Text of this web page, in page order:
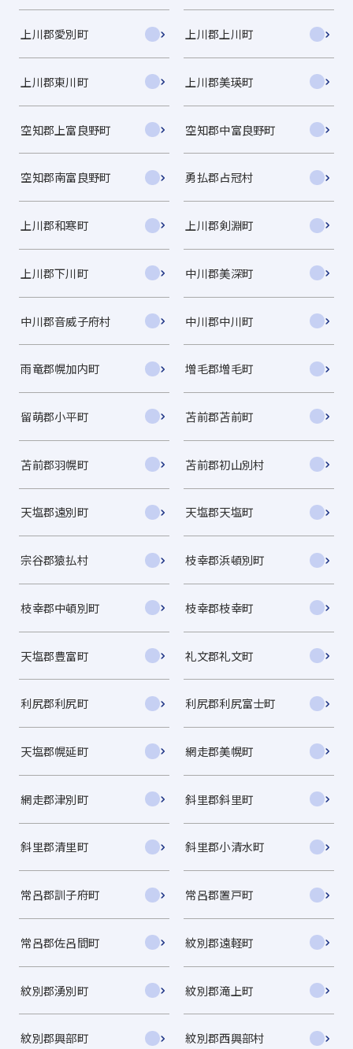
上川郡愛別町 上川郡上川町
上川郡東川町 上川郡美瑛町
空知郡上富良野町 空知郡中富良野町
空知郡南富良野町 勇払郡占冠村
上川郡和寒町 上川郡剣淵町
上川郡下川町 中川郡美深町
中川郡音威子府村 中川郡中川町
雨竜郡幌加内町 増毛郡増毛町
留萌郡小平町 苫前郡苫前町
苫前郡羽幌町 苫前郡初山別村
天塩郡遠別町 天塩郡天塩町
宗谷郡猿払村 枝幸郡浜頓別町
枝幸郡中頓別町 枝幸郡枝幸町
天塩郡豊富町 礼文郡礼文町
利尻郡利尻町 利尻郡利尻富士町
天塩郡幌延町 網走郡美幌町
網走郡津別町 斜里郡斜里町
斜里郡清里町 斜里郡小清水町
常呂郡訓子府町 常呂郡置戸町
常呂郡佐呂間町 紋別郡遠軽町
紋別郡湧別町 紋別郡滝上町
紋別郡興部町 紋別郡西興部村